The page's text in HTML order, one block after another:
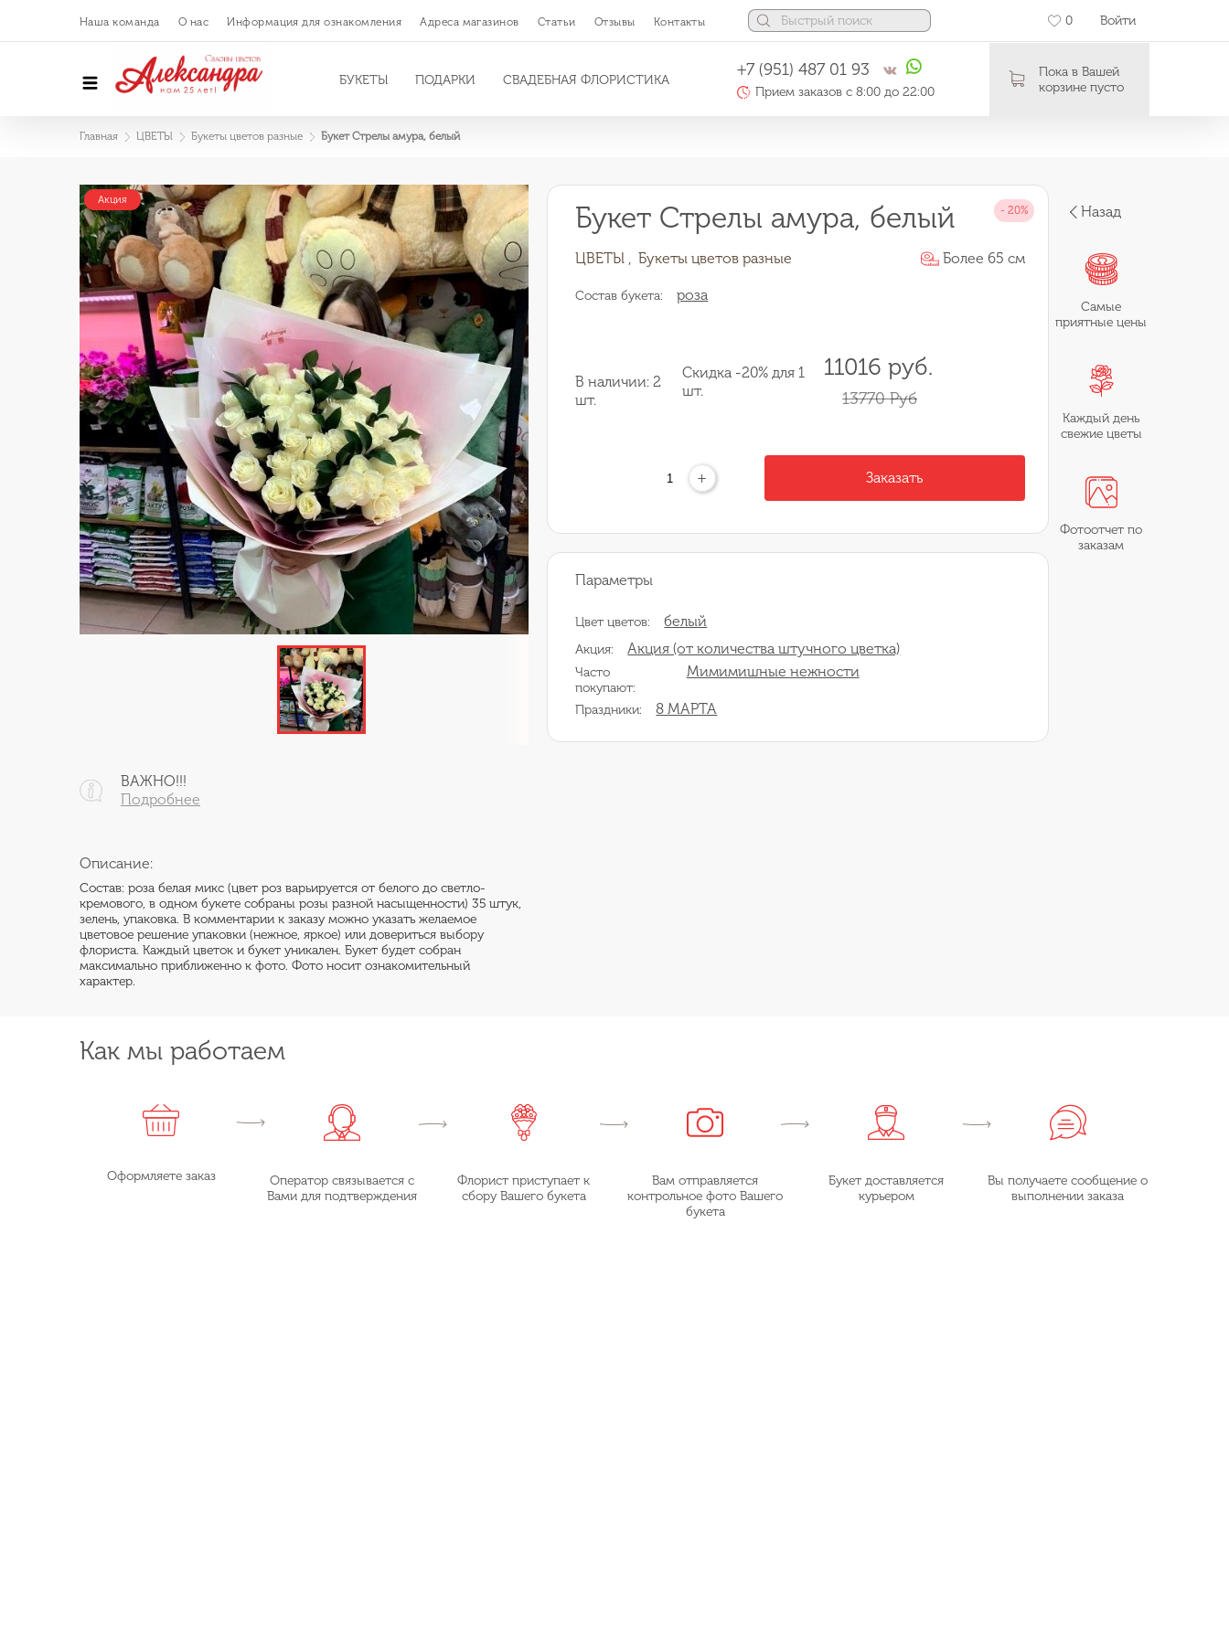
Наша команда О нас Информация для ознакомления Адреса магазинов Статьи Отзывы Контакты 0 Войти
БУКЕТЫ ПОДАРКИ СВАДЕБНАЯ ФЛОРИСТИКА
+7 (951) 487 01 93
Прием заказов с 8:00 до 22:00
Пока в Вашей
корзине пусто
Главная ЦВЕТЫ Букеты цветов разные Букет Стрелы амура, белый
Акция
ВАЖНО!!!
Подробнее
Описание:
Состав: роза белая микс (цвет роз варьируется от белого до светло-
кремового, в одном букете собраны розы разной насыщенности) 35 штук,
зелень, упаковка. В комментарии к заказу можно указать желаемое
цветовое решение упаковки (нежное, яркое) или довериться выбору
флориста. Каждый цветок и букет уникален. Букет будет собран
максимально приближенно к фото. Фото носит ознакомительный
характер.
Букет Стрелы амура, белый
ЦВЕТЫ , Букеты цветов разные Более 65 см
Состав букета: роза
В наличии: 2
шт.
Скидка -20% для 1
шт.
11016 руб.
13770 Руб
+ Заказать
Параметры
Цвет цветов: белый
Акция: Акция (от количества штучного цветка)
Часто
покупают:
Мимимишные нежности
Праздники: 8 МАРТА
Назад
Самые
приятные цены
Каждый день
свежие цветы
Фотоотчет по
заказам
Как мы работаем
Оформляете заказ
Оператор связывается с
Вами для подтверждения
Флорист приступает к
сбору Вашего букета
Вам отправляется
контрольное фото Вашего
букета
Букет доставляется
курьером
Вы получаете сообщение о
выполнении заказа